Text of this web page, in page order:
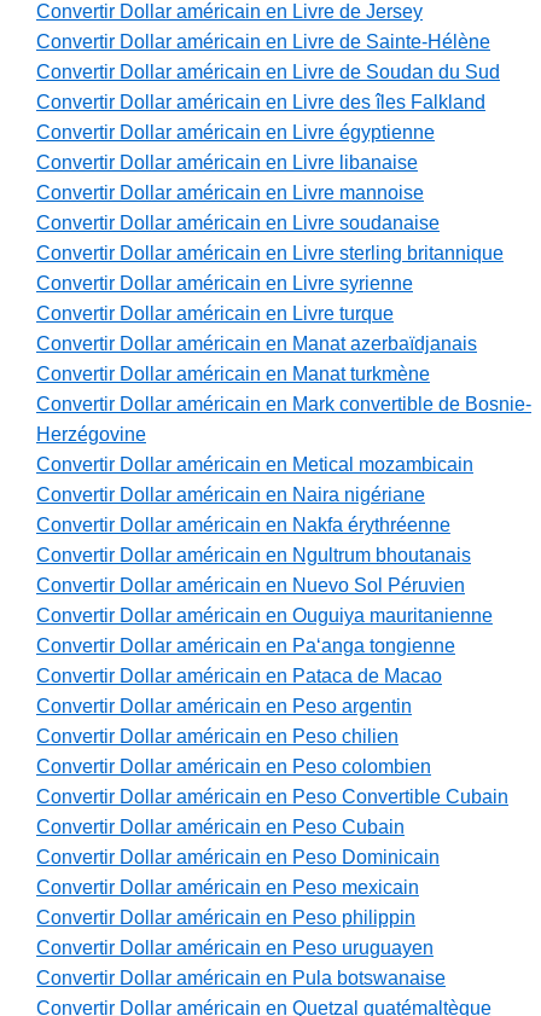
Convertir Dollar américain en Livre de Jersey
Convertir Dollar américain en Livre de Sainte-Hélène
Convertir Dollar américain en Livre de Soudan du Sud
Convertir Dollar américain en Livre des îles Falkland
Convertir Dollar américain en Livre égyptienne
Convertir Dollar américain en Livre libanaise
Convertir Dollar américain en Livre mannoise
Convertir Dollar américain en Livre soudanaise
Convertir Dollar américain en Livre sterling britannique
Convertir Dollar américain en Livre syrienne
Convertir Dollar américain en Livre turque
Convertir Dollar américain en Manat azerbaïdjanais
Convertir Dollar américain en Manat turkmène
Convertir Dollar américain en Mark convertible de Bosnie-
Herzégovine
Convertir Dollar américain en Metical mozambicain
Convertir Dollar américain en Naira nigériane
Convertir Dollar américain en Nakfa érythréenne
Convertir Dollar américain en Ngultrum bhoutanais
Convertir Dollar américain en Nuevo Sol Péruvien
Convertir Dollar américain en Ouguiya mauritanienne
Convertir Dollar américain en Paʻanga tongienne
Convertir Dollar américain en Pataca de Macao
Convertir Dollar américain en Peso argentin
Convertir Dollar américain en Peso chilien
Convertir Dollar américain en Peso colombien
Convertir Dollar américain en Peso Convertible Cubain
Convertir Dollar américain en Peso Cubain
Convertir Dollar américain en Peso Dominicain
Convertir Dollar américain en Peso mexicain
Convertir Dollar américain en Peso philippin
Convertir Dollar américain en Peso uruguayen
Convertir Dollar américain en Pula botswanaise
Convertir Dollar américain en Quetzal guatémaltèque